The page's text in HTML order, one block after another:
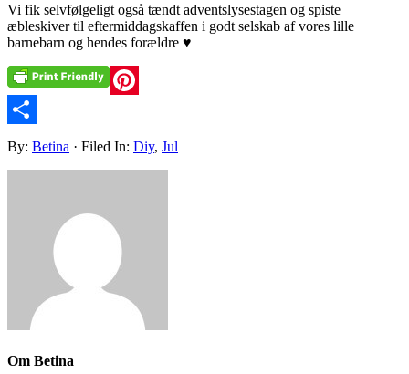
Vi fik selvfølgeligt også tændt adventslysestagen og spiste
æbleskiver til eftermiddagskaffen i godt selskab af vores lille
barnebarn og hendes forældre ♥
Pinterest
Share
By: Betina · Filed In: Diy, Jul
Om Betina